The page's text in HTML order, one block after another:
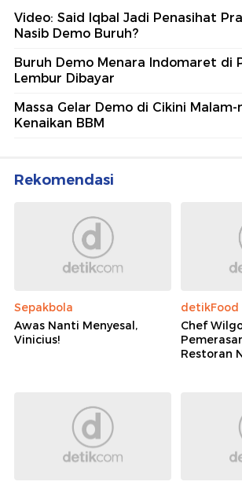
Video: Said Iqbal Jadi Penasihat
Nasib Demo Buruh?
Buruh Demo Menara Indomaret di
Lembur Dibayar
Massa Gelar Demo di Cikini
Kenaikan BBM
Rekomendasi
Sepakbola
Awas Nanti Menyesal,
Vinicius!
detikFood
Chef
Restoran